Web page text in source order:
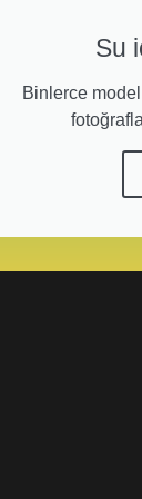
Su
Binlerce